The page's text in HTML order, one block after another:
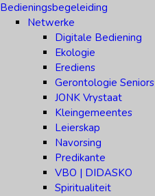
Bedieningsbegeleiding
Netwerke
Digitale Bediening
Ekologie
Erediens
Gerontologie Seniors
JONK Vrystaat
Kleingemeentes
Leierskap
Navorsing
Predikante
VBO | DIDASKO
Spiritualiteit